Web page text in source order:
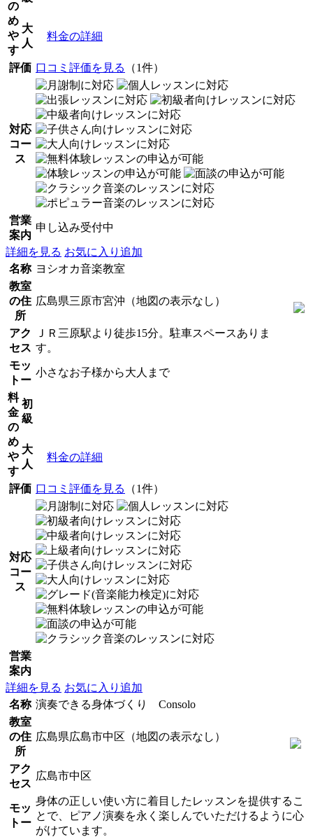
の
め
や
す
大
人
料金の詳細
評価 口コミ評価を見る （1件）
対応
コー
ス
営業
案内
申し込み受付中
詳細を見る お気に入り追加
名称 ヨシオカ音楽教室
教室
の住
所
広島県三原市宮沖（地図の表示なし）
アク
セス
ＪＲ三原駅より徒歩15分。駐車スペースありま
す。
モッ
トー
小さなお子様から大人まで
料
金
の
め
や
す
初
級
大
人
料金の詳細
評価 口コミ評価を見る （1件）
対応
コー
ス
営業
案内
詳細を見る お気に入り追加
名称 演奏できる身体づくり Consolo
教室
の住
所
広島県広島市中区（地図の表示なし）
アク
セス
広島市中区
モッ
トー
身体の正しい使い方に着目したレッスンを提供するこ
とで、ピアノ演奏を永く楽しんでいただけるように心
がけています。